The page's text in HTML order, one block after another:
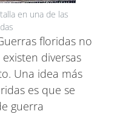
en una de las
floridas no
diversas
Una idea más
es que se
guerra